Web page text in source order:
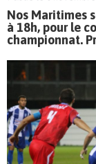
Nos Maritimes
à 18h, pour le
championnat.